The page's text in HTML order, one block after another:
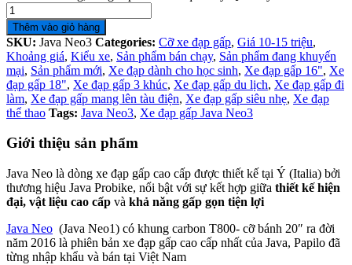
Thêm vào giỏ hàng
SKU: Java Neo3 Categories: Cỡ xe đạp gấp, Giá 10-15 triệu,
Khoảng giá, Kiểu xe, Sản phẩm bán chạy, Sản phẩm đang khuyến
mại, Sản phẩm mới, Xe đạp dành cho học sinh, Xe đạp gấp 16", Xe
đạp gấp 18", Xe đạp gấp 3 khúc, Xe đạp gấp du lịch, Xe đạp gấp đi
làm, Xe đạp gấp mang lên tàu điện, Xe đạp gấp siêu nhẹ, Xe đạp
thể thao Tags: Java Neo3, Xe đạp gấp Java Neo3
Giới thiệu sản phẩm
Java Neo là dòng xe đạp gấp cao cấp được thiết kế tại Ý (Italia) bởi
thương hiệu Java Probike, nổi bật với sự kết hợp giữa thiết kế hiện
đại, vật liệu cao cấp và khả năng gấp gọn tiện lợi
Java Neo (Java Neo1) có khung carbon T800- cỡ bánh 20″ ra đời
năm 2016 là phiên bản xe đạp gấp cao cấp nhất của Java, Papilo đã
từng nhập khẩu và bán tại Việt Nam